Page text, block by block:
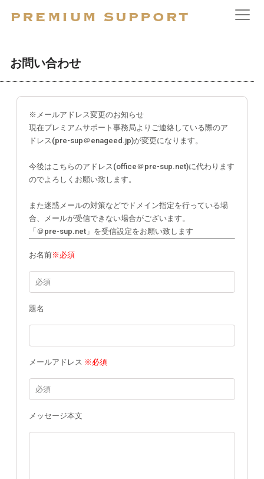
お問い合わせ
※メールアドレス変更のお知らせ
現在プレミアムサポート事務局よりご連絡している際のア
ドレス(pre-sup＠enageed.jp)が変更になります。
今後はこちらのアドレス(office＠pre-sup.net)に代わります
のでよろしくお願い致します。
また迷惑メールの対策などでドメイン指定を行っている場
合、メールが受信できない場合がございます。
「＠pre-sup.net」を受信設定をお願い致します
お名前※必須
題名
メールアドレス ※必須
メッセージ本文